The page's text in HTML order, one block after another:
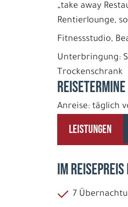
„take away
Rentierlounge,
Fitnessstudio,
Unterbringung:
Trockenschrank
REISETERMINE
Anreise: täglich
LEISTUNGEN
IM
7